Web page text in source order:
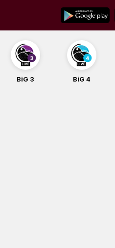
content
BiG 3 BiG 4